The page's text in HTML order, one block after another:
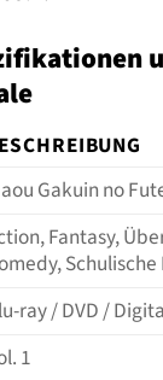
Gakuin no
Fantasy,
ray / DVD /
1